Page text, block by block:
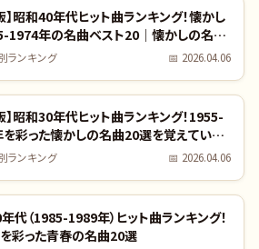
】昭和40年代ヒット曲ランキング！懐かし
1974年の名曲ベスト20｜懐かしの名曲
ト
ランキング 📅 2026.04.06
】昭和30年代ヒット曲ランキング！1955-
彩った懐かしの名曲20選を覚えていま
全曲リスト付き
ランキング 📅 2026.04.06
代（1985-1989年）ヒット曲ランキング！
彩った青春の名曲20選